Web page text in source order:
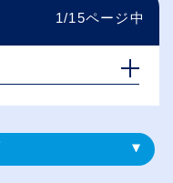
1/15ページ中